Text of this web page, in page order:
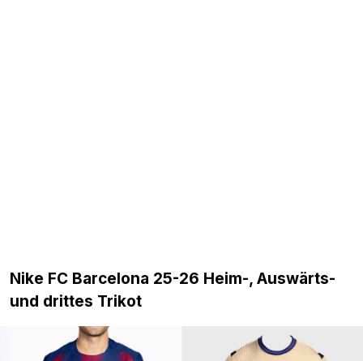
Nike FC Barcelona 25-26 Heim-, Auswärts-
und drittes Trikot